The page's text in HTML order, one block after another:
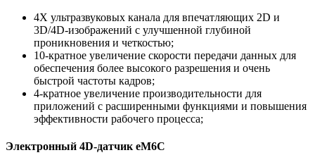
4X ультразвуковых канала для впечатляющих 2D и
3D/4D-изображений с улучшенной глубиной
проникновения и четкостью;
10-кратное увеличение скорости передачи данных для
обеспечения более высокого разрешения и очень
быстрой частоты кадров;
4-кратное увеличение производительности для
приложений с расширенными функциями и повышения
эффективности рабочего процесса;
Электронный 4D-датчик eM6C